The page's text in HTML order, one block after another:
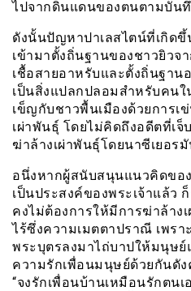
ไปจากดินแดนของตนตามบัน
ดังนั้นปัญหาปาเลสไตน์ที่เกิดขึ้
เข้ามาตั้งถิ่นฐานของชาวยิวจ
เชื้อสายอาหรับและตั้งถิ่นฐาน
เป็นสิ่งแปลกปลอมสำหรับคน
เข็ญกับชาวพื้นเมืองด้วยการเ
เผ่าพันธุ์ โดยไม่คิดถึงอดีตที่เจ็
ฆ่าล้างเผ่าพันธุ์โดยนาซีเยอร
อนึ่งหากผู้สนับสนุนแนวคิดขอ
เป็นประสงค์ของพระเจ้าแล้ว
คงไม่ต้องการให้มีการฆ่าล้าง
ไร้ซึ่งความเมตตาปราณี เพรา
พระบุตรลงมาไถ่บาปให้มนุษ
ความรักเพื่อนมนุษย์ด้วยกันดั
“จงรักเพื่อนบ้านเหมือนรักตน